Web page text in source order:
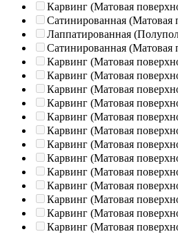
Карвинг (Матовая
Сатинированная (Матовая
Лаппатированная
Сатинированная (Матовая
Карвинг (Матовая
Карвинг (Матовая
Карвинг (Матовая
Карвинг (Матовая
Карвинг (Матовая
Карвинг (Матовая
Карвинг (Матовая
Карвинг (Матовая
Карвинг (Матовая
Карвинг (Матовая
Карвинг (Матовая
Карвинг (Матовая
Карвинг (Матовая